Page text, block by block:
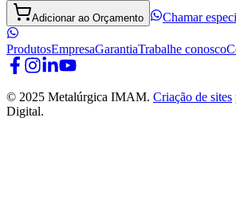
Adicionar ao Orçamento Chamar
ProdutosEmpresaGarantiaTrabalhe conosco
© 2025 Metalúrgica IMAM. Criação de sites
Digital.